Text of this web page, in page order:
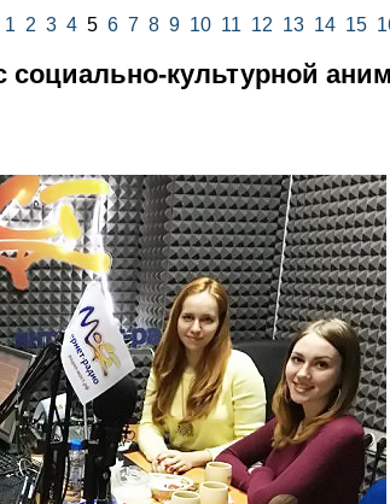
1 2 3 45 6 7 8 9 10 11 12 13 14 15
культурной